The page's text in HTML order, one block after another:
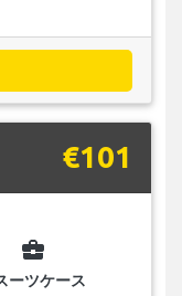
€101
business_center
ーツケース